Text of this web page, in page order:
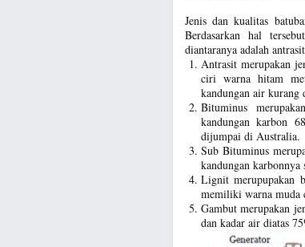
Jenis dan kualitas
Berdasarkan hal
diantaranya adalah
Antrasit merupakan
ciri warna hitam
kandungan air kurang
Bituminus
kandungan karbon
dijumpai di Australia.
Sub Bituminus
kandungan
Lignit merupupakan
memiliki warna muda
Gambut merupakan
dan kadar air diatas